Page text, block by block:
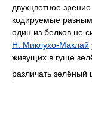
двухцветное
кодируемые
один из белков не
Н. Миклухо-Маклай
живущих в гуще
различать зелёный